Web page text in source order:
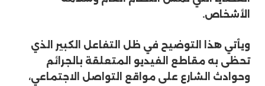
الأشخاص.
ويأتي هذا التوضيح في ظل التفاعل الكبير الذي
تحظى به مقاطع الفيديو المتعلقة بالجرائم
وحوادث الشارع على مواقع التواصل الاجتماعي،